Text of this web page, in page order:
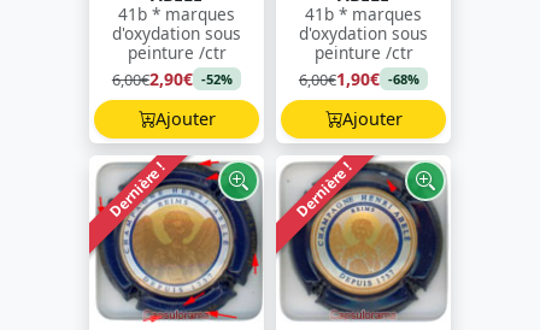
41b * marques
d'oxydation sous
peinture /ctr
6,00€2,90€ -52%
Ajouter
41b * marques
d'oxydation sous
peinture /ctr
6,00€1,90€ -68%
Ajouter
Dernière ! Dernière !